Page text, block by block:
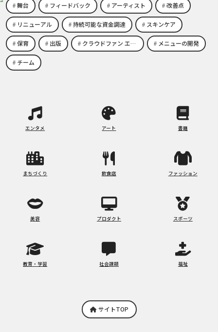
舞台 フィードバック アーティスト 改善点
リニューアル 持続可能な資金調達 スキンケア
保育 出版 クラウドファン エコビジネス メニューの開発
チーム
エンタメ アート 書籍
まちづくり 飲食店 ファッション
美容 プロダクト スポーツ
教育・学習 社会課題 福祉
サイトTOP